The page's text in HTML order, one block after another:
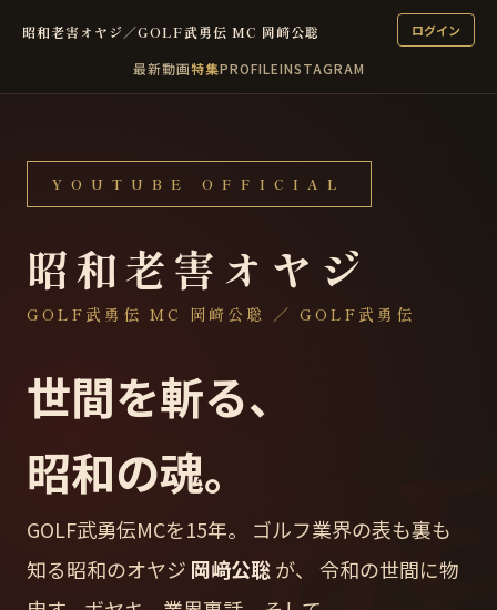
昭和老害オヤジ／GOLF武勇伝 MC 岡﨑公聡
最新動画特集PROFILEINSTAGRAM
ログイン
YOUTUBE OFFICIAL
昭和老害オヤジ
GOLF武勇伝 MC 岡﨑公聡 ／ GOLF武勇伝
世間を斬る、
昭和の魂。
GOLF武勇伝MCを15年。
ゴルフ業界の表も裏も
知る昭和のオヤジ 岡﨑公聡が、
令和の世間に物